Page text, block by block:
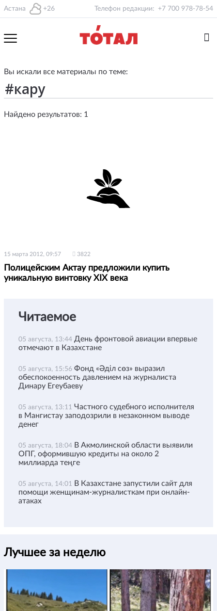
Астана +26 Телефон редакции: +7 700 978-78-54
Вы искали все материалы по теме:
Найдено результатов: 1
15 марта 2012, 09:57 3822
Полицейским Актау предложили купить
уникальную винтовку XIX века
Читаемое
05 августа, 13:44 День фронтовой авиации впервые
отмечают в Казахстане
05 августа, 15:56 Фонд «Әділ сөз» выразил
обеспокоенность давлением на журналиста
Динару Егеубаеву
05 августа, 13:11 Частного судебного исполнителя
в Мангистау заподозрили в незаконном выводе
денег
05 августа, 18:04 В Акмолинской области выявили
ОПГ, оформившую кредиты на около 2
миллиарда теңге
05 августа, 14:01 В Казахстане запустили сайт для
помощи женщинам-журналисткам при онлайн-
атаках
Лучшее за неделю